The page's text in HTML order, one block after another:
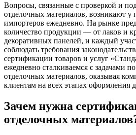
Вопросы, связанные с проверкой и
отделочных материалов, возникают у
импортеров ежедневно. На рынке
количество продукции — от лаков и
декоративных панелей, и каждый
соблюдать требования
сертификации товаров и услуг
ежедневно сталкиваемся с задачами
отделочных материалов, оказывая
клиентам на всех этапах оформления
Зачем нужна
отделочных